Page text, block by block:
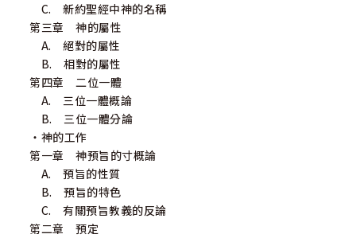
C. 新約聖經中神的名稱
第三章 神的屬性
A. 絕對的屬性
B. 相對的屬性
第四章 二位一體
A. 三位一體概論
B. 三位一體分論
‧神的工作
第一章 神預旨的寸概論
A. 預旨的性質
B. 預旨的特色
C. 有關預旨教義的反論
第二章 預定